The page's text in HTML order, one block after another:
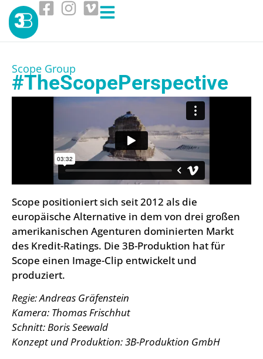
Scope Group
#TheScopePerspective
Scope positioniert sich seit 2012 als die
europäische Alternative in dem von drei großen
amerikanischen Agenturen dominierten Markt
des Kredit-Ratings. Die 3B-Produktion hat für
Scope einen Image-Clip entwickelt und
produziert.
Regie: Andreas Gräfenstein
Kamera: Thomas Frischhut
Schnitt: Boris Seewald
Konzept und Produktion: 3B-Produktion GmbH